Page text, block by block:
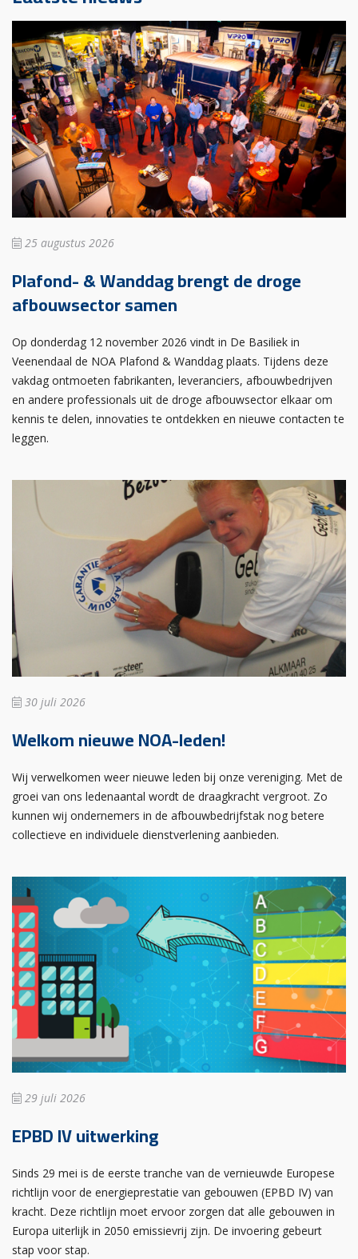
25 augustus 2026
Plafond- & Wanddag brengt de droge
afbouwsector samen
Op donderdag 12 november 2026 vindt in De Basiliek in
Veenendaal de NOA Plafond & Wanddag plaats. Tijdens deze
vakdag ontmoeten fabrikanten, leveranciers, afbouwbedrijven
en andere professionals uit de droge afbouwsector elkaar om
kennis te delen, innovaties te ontdekken en nieuwe contacten te
leggen.
30 juli 2026
Welkom nieuwe NOA-leden!
Wij verwelkomen weer nieuwe leden bij onze vereniging. Met de
groei van ons ledenaantal wordt de draagkracht vergroot. Zo
kunnen wij ondernemers in de afbouwbedrijfstak nog betere
collectieve en individuele dienstverlening aanbieden.
29 juli 2026
EPBD IV uitwerking
Sinds 29 mei is de eerste tranche van de vernieuwde Europese
richtlijn voor de energieprestatie van gebouwen (EPBD IV) van
kracht. Deze richtlijn moet ervoor zorgen dat alle gebouwen in
Europa uiterlijk in 2050 emissievrij zijn. De invoering gebeurt
stap voor stap.